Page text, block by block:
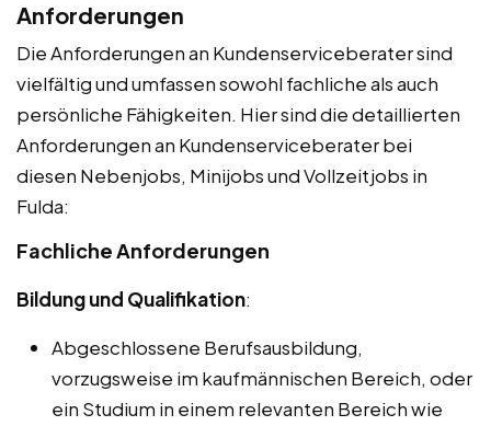
Anforderungen
Die Anforderungen an Kundenserviceberater sind
vielfältig und umfassen sowohl fachliche als auch
persönliche Fähigkeiten. Hier sind die detaillierten
Anforderungen an Kundenserviceberater bei
diesen Nebenjobs, Minijobs und Vollzeitjobs in
Fulda:
Fachliche Anforderungen
Bildung und Qualifikation:
Abgeschlossene Berufsausbildung,
vorzugsweise im kaufmännischen Bereich, oder
ein Studium in einem relevanten Bereich wie